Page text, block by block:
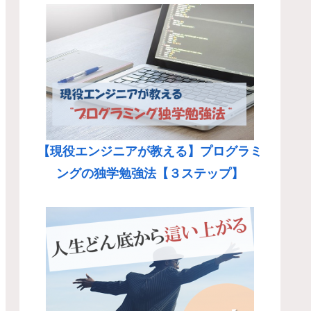
【現役エンジニアが教える】プログラミ
ングの独学勉強法【３ステップ】